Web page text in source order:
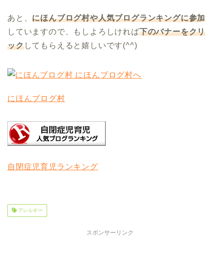
あと、にほんブログ村や人気ブログランキングに参加
していますので、もしよろしければ下のバナーをクリ
ックしてもらえると嬉しいです(^^)
にほんブログ村
自閉症児育児ランキング
アレルギー
スポンサーリンク